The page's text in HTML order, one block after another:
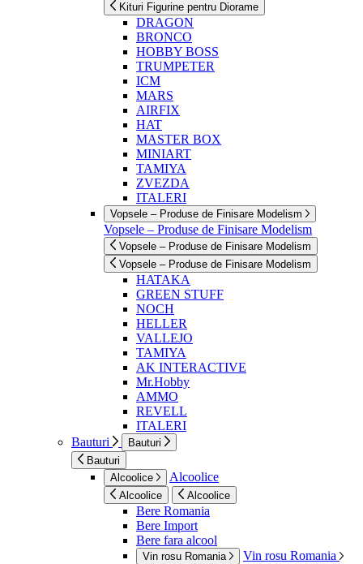
Kituri Figurine pentru Diorame
DRAGON
BRONCO
HOBBY BOSS
TRUMPETER
ICM
MARS
AIRFIX
HAT
MASTER BOX
MINIART
TAMIYA
ZVEZDA
ITALERI
Vopsele – Produse de Finisare Modelism
Vopsele – Produse de Finisare Modelism
Vopsele – Produse de Finisare Modelism
Vopsele – Produse de Finisare Modelism
HATAKA
GREEN STUFF
NOCH
HELLER
VALLEJO
TAMIYA
AK INTERACTIVE
Mr.Hobby
AMMO
REVELL
ITALERI
Bauturi
Bauturi
Bauturi
Alcoolice
Alcoolice
Alcoolice Alcoolice
Bere Romania
Bere Import
Bere fara alcool
Vin rosu Romania Vin rosu Romania